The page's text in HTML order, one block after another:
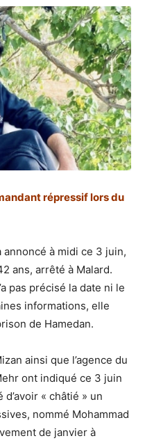
répressif lors du
annoncé à midi ce 3 juin,
ans, arrêté à Malard.
pas précisé la date ni le
informations, elle
de Hamedan.
ainsi que l’agence du
ont indiqué ce 3 juin
« châtié » un
nommé Mohammad
de janvier à